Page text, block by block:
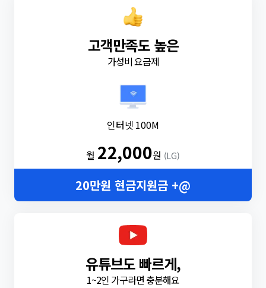
고객만족도 높은
가성비 요금제
인터넷 100M
월 22,000원 (LG)
20만원 현금지원금 +@
유튜브도 빠르게,
1~2인 가구라면 충분해요